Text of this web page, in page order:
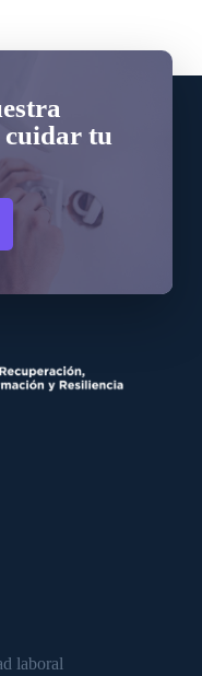
cuidar tu
laboral